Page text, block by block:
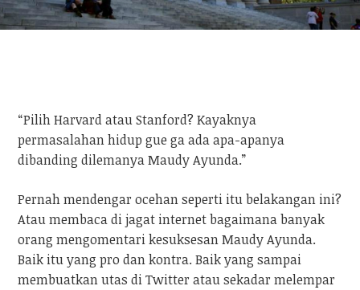
“Pilih Harvard atau Stanford? Kayaknya
permasalahan hidup gue ga ada apa-apanya
dibanding dilemanya Maudy Ayunda.”
Pernah mendengar ocehan seperti itu belakangan ini?
Atau membaca di jagat internet bagaimana banyak
orang mengomentari kesuksesan Maudy Ayunda.
Baik itu yang pro dan kontra. Baik yang sampai
membuatkan utas di Twitter atau sekadar melempar